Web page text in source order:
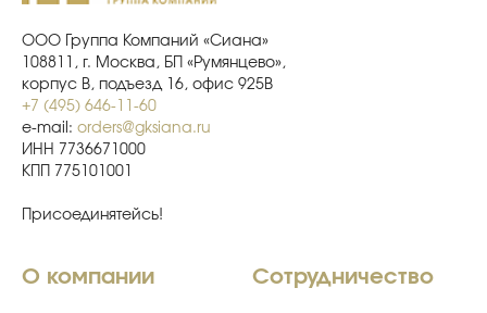
ООО Группа Компаний «Сиана»
108811, г. Москва, БП «Румянцево»,
корпус В, подъезд 16, офис 925В
+7 (495) 646-11-60
e-mail: orders@gksiana.ru
ИНН 7736671000
КПП 775101001
Присоединятейсь!
О компании Сотрудничество